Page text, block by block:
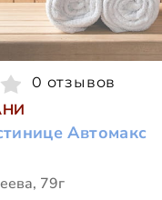
0 отзывов
Автомакс
79г